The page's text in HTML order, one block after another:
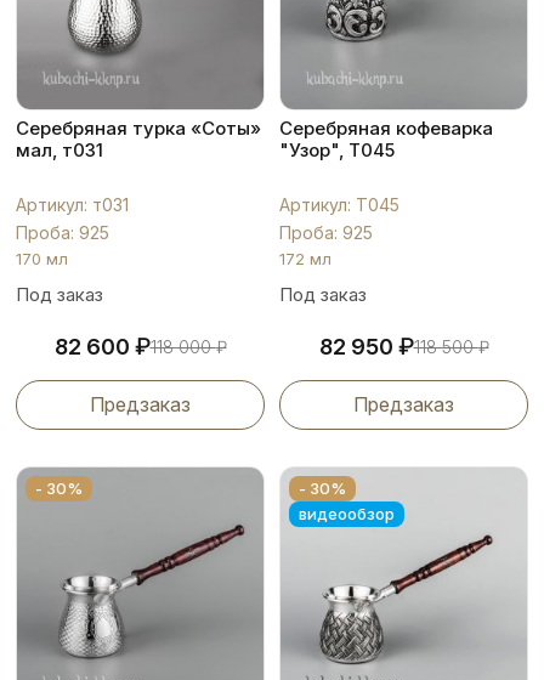
Серебряная турка «Соты»
мал, т031
Артикул: т031
Проба: 925
170 мл
Под заказ
82 600 ₽118 000₽
Предзаказ
Серебряная кофеварка
"Узор", Т045
Артикул: Т045
Проба: 925
172 мл
Под заказ
82 950 ₽118 500₽
Предзаказ
- 30%
- 30%
видеообзор